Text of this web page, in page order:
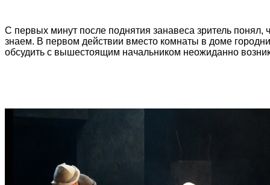
С первых минут после поднятия занавеса зритель понял,
знаем. В первом действии вместо комнаты в доме
обсудить с вышестоящим начальником неожиданно